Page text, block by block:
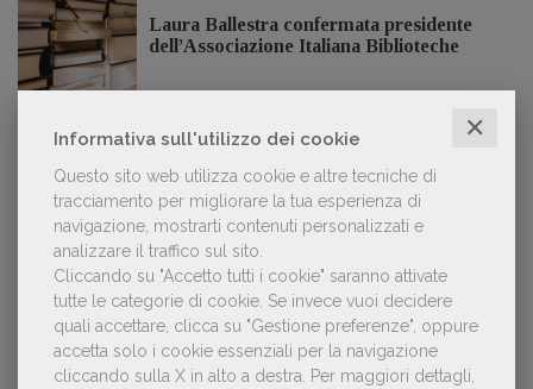
Informativa sull'utilizzo dei cookie ✕
Questo sito web utilizza cookie e altre tecniche di
tracciamento per migliorare la tua esperienza di
navigazione, mostrarti contenuti personalizzati e
analizzare il traffico sul sito.
Cliccando su "Accetto tutti i cookie" saranno attivate
tutte le categorie di cookie. Se invece vuoi decidere
quali accettare, clicca su "Gestione preferenze", oppure
accetta solo i cookie essenziali per la navigazione
cliccando sulla X in alto a destra. Per maggiori dettagli,
Laura Ballestra confermata presidente
dell’Associazione Italiana Biblioteche
GDL TV
Lorenzo Armando (gruppo Piccoli editori
AIE): «Lavoriamo per tutelare chi, anche
su piccola scala, opera con un vero
approccio d'impresa»